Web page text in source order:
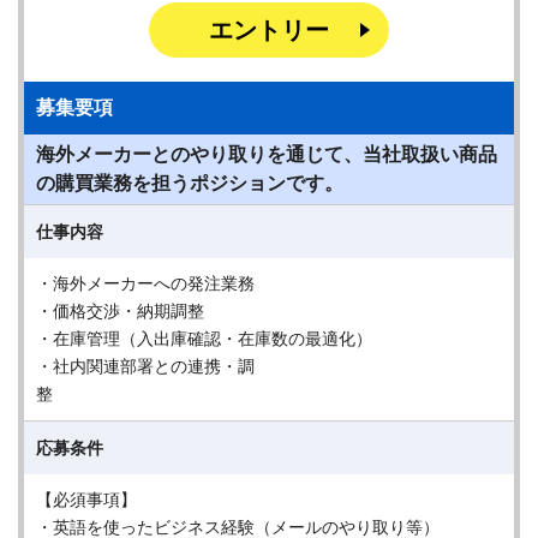
エントリー
募集要項
海外メーカーとのやり取りを通じて、当社取扱い商品
の購買業務を担うポジションです。
仕事内容
・海外メーカーへの発注業務
・価格交渉・納期調整
・在庫管理（入出庫確認・在庫数の最適化）
・社内関連部署との連携・調
応募条件
【必須事項】
・英語を使ったビジネス経験（メールのやり取り等）